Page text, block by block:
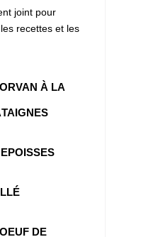
joint pour
recettes et les
À LA
DE